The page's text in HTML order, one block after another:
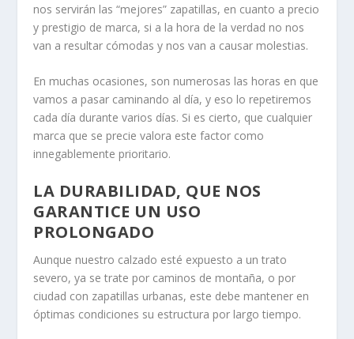
nos servirán las “mejores” zapatillas, en cuanto a precio
y prestigio de marca, si a la hora de la verdad no nos
van a resultar cómodas y nos van a causar molestias.
En muchas ocasiones, son numerosas las horas en que
vamos a pasar caminando al día, y eso lo repetiremos
cada día durante varios días. Si es cierto, que cualquier
marca que se precie valora este factor como
innegablemente prioritario.
LA DURABILIDAD, QUE NOS
GARANTICE UN USO
PROLONGADO
Aunque nuestro calzado esté expuesto a un trato
severo, ya se trate por caminos de montaña, o por
ciudad con zapatillas urbanas, este debe mantener en
óptimas condiciones su estructura por largo tiempo.